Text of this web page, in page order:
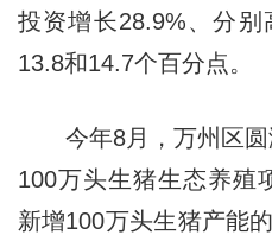
投资增长28.9%、分
13.8和14.7个百分点。
今年8月，万州区圆
100万头生猪生态养殖
新增100万头生猪产能